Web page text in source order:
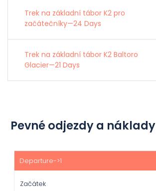
Trek na základní tábor K2 pro
začátečníky—24 Days
Trek na základní tábor K2 Baltoro
Glacier—21 Days
Pevné odjezdy a náklady
Začátek